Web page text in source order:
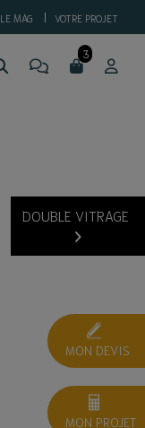
LE MAG VOTRE PROJET
DOUBLE VITRAGE
MON DEVIS
MON PROJET